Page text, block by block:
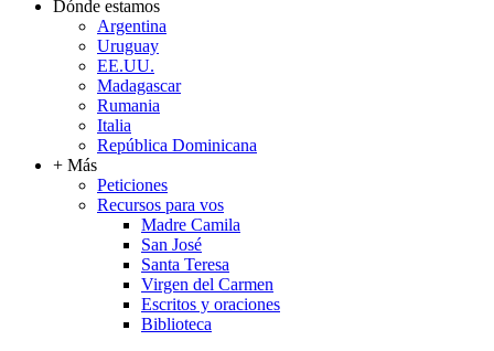
Dónde estamos
Argentina
Uruguay
EE.UU.
Madagascar
Rumania
Italia
República Dominicana
+ Más
Peticiones
Recursos para vos
Madre Camila
San José
Santa Teresa
Virgen del Carmen
Escritos y oraciones
Biblioteca